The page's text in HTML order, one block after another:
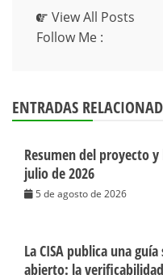
View All Posts
Follow Me :
ENTRADAS
Resumen del proyecto
julio de 2026
5 de agosto de 2026
La CISA publica una
abierto: la